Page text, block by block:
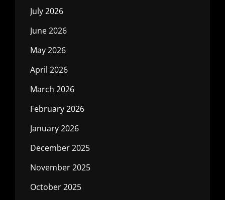
July 2026
June 2026
May 2026
April 2026
March 2026
February 2026
January 2026
December 2025
November 2025
October 2025